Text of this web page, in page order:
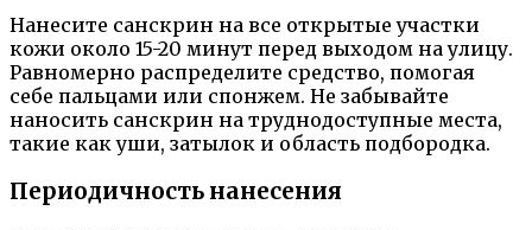
Нанесите санскрин на все открытые участки
кожи около 15-20 минут перед выходом на улицу.
Равномерно распределите средство, помогая
себе пальцами или спонжем. Не забывайте
наносить санскрин на труднодоступные места,
такие как уши, затылок и область подбородка.
Периодичность нанесения